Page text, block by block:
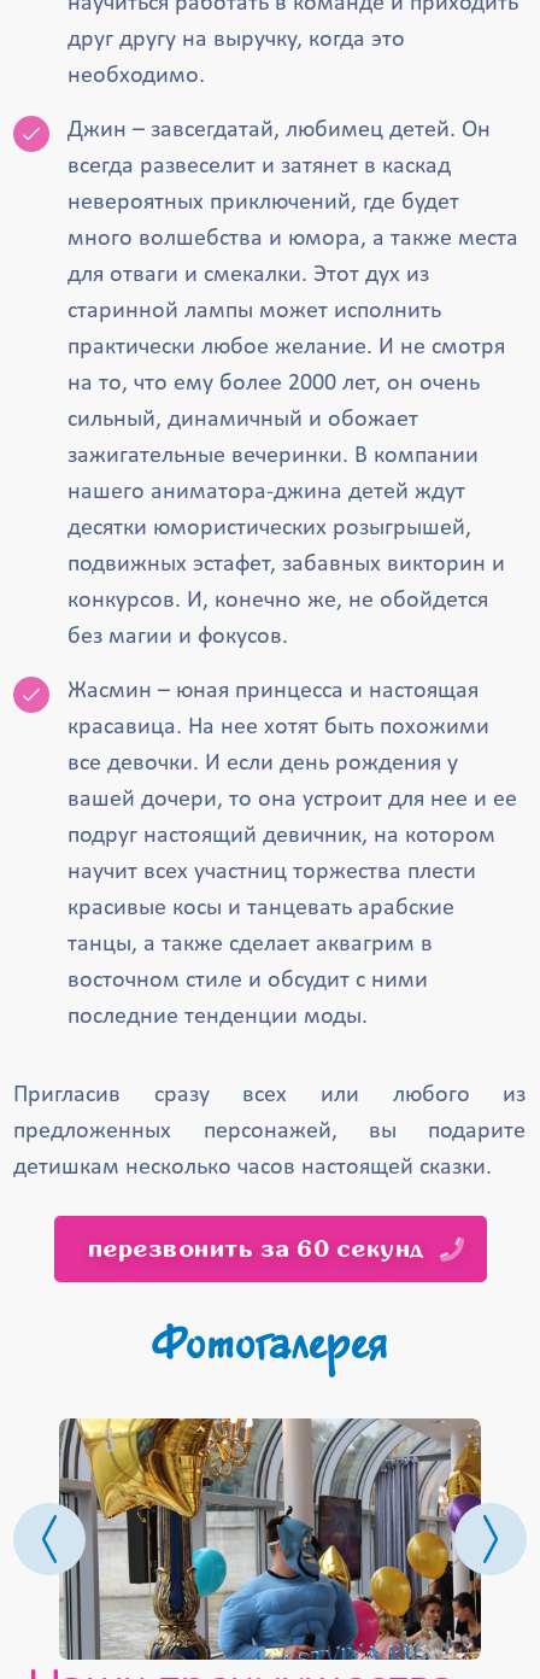
друг другу на выручку, когда это
необходимо.
Джин – завсегдатай, любимец детей. Он
всегда развеселит и затянет в каскад
невероятных приключений, где будет
много волшебства и юмора, а также места
для отваги и смекалки. Этот дух из
старинной лампы может исполнить
практически любое желание. И не смотря
на то, что ему более 2000 лет, он очень
сильный, динамичный и обожает
зажигательные вечеринки. В компании
нашего аниматора-джина детей ждут
десятки юмористических розыгрышей,
подвижных эстафет, забавных викторин и
конкурсов. И, конечно же, не обойдется
без магии и фокусов.
Жасмин – юная принцесса и настоящая
красавица. На нее хотят быть похожими
все девочки. И если день рождения у
вашей дочери, то она устроит для нее и ее
подруг настоящий девичник, на котором
научит всех участниц торжества плести
красивые косы и танцевать арабские
танцы, а также сделает аквагрим в
восточном стиле и обсудит с ними
последние тенденции моды.
Пригласив сразу всех или любого из
предложенных персонажей, вы подарите
детишкам несколько часов настоящей сказки.
перезвонить за 60 секунд
Фотогалерея